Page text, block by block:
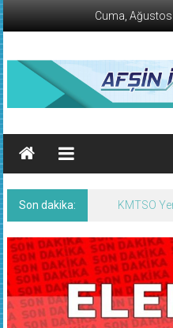
İçeriğe
geç
Cuma,
AFŞİN
İŞ
MERKEZİ
Afşin'in
Ekonomi
Kanalı
Son dakika: KMTSO